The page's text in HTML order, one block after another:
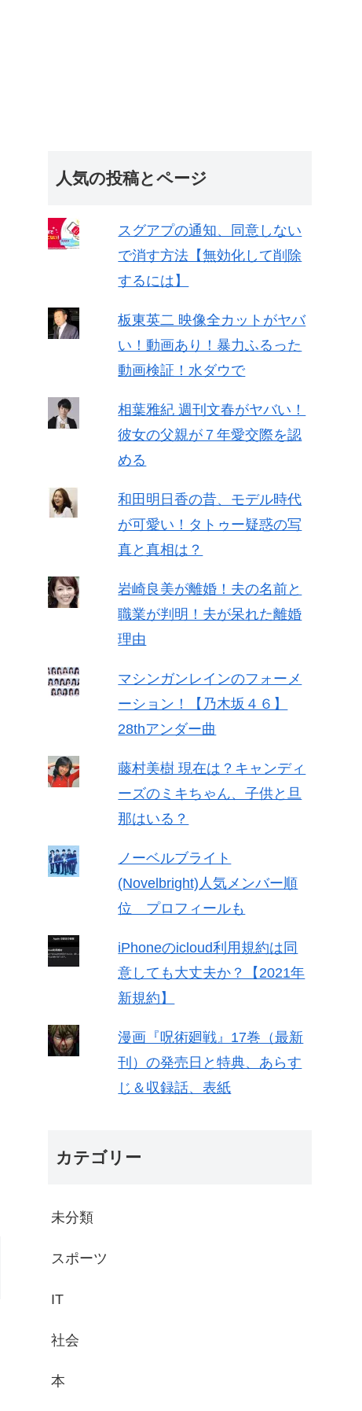
人気の投稿とページ
スグアプの通知、同意しない
で消す方法【無効化して削除
するには】
板東英二 映像全カットがヤバ
い！動画あり！暴力ふるった
動画検証！水ダウで
相葉雅紀 週刊文春がヤバい！
彼女の父親が７年愛交際を認
める
和田明日香の昔、モデル時代
が可愛い！タトゥー疑惑の写
真と真相は？
岩崎良美が離婚！夫の名前と
職業が判明！夫が呆れた離婚
理由
マシンガンレインのフォーメ
ーション！【乃木坂４６】
28thアンダー曲
藤村美樹 現在は？キャンディ
ーズのミキちゃん、子供と旦
那はいる？
ノーベルブライト
(Novelbright)人気メンバー順
位 プロフィールも
iPhoneのicloud利用規約は同
意しても大丈夫か？【2021年
新規約】
漫画『呪術廻戦』17巻（最新
刊）の発売日と特典、あらす
じ＆収録話、表紙
カテゴリー
未分類
スポーツ
IT
社会
本